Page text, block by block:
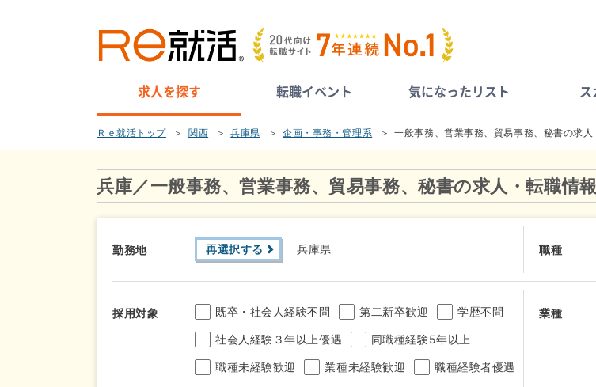
求人を探す 転職イベント 気になったリスト ス
Ｒｅ就活トップ 関西 兵庫県 企画・事務・管理系 一般事務、営業事務、貿易事務、秘書の求人
兵庫／一般事務、営業事務、貿易事務、秘書の求人・転職情報
勤務地 再選択する 兵庫県 職種
採用対象 既卒・社会人経験不問 第二新卒歓迎 学歴不問
社会人経験３年以上優遇 同職種経験5年以上
職種未経験歓迎 業種未経験歓迎 職種経験者優遇
業種